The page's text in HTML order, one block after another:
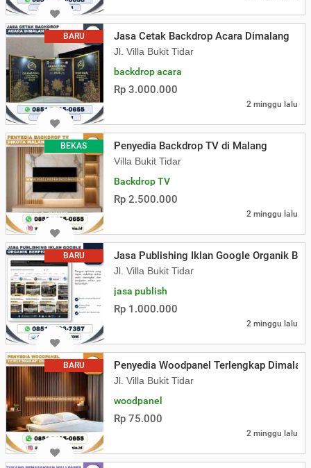
BARU Jasa Cetak Backdrop Acara Dimalang
Jl. Villa Bukit Tidar
backdrop acara
Rp 3.000.000
2 minggu lalu
BEKAS Penyedia Backdrop TV di Malang
Villa Bukit Tidar
Backdrop TV
Rp 2.500.000
2 minggu lalu
BARU Jasa Publishing Iklan Google Organik
Jl. Villa Bukit Tidar
jasa publish
Rp 1.000.000
2 minggu lalu
BARU Penyedia Woodpanel Terlengkap
Jl. Villa Bukit Tidar
woodpanel
Rp 75.000
2 minggu lalu